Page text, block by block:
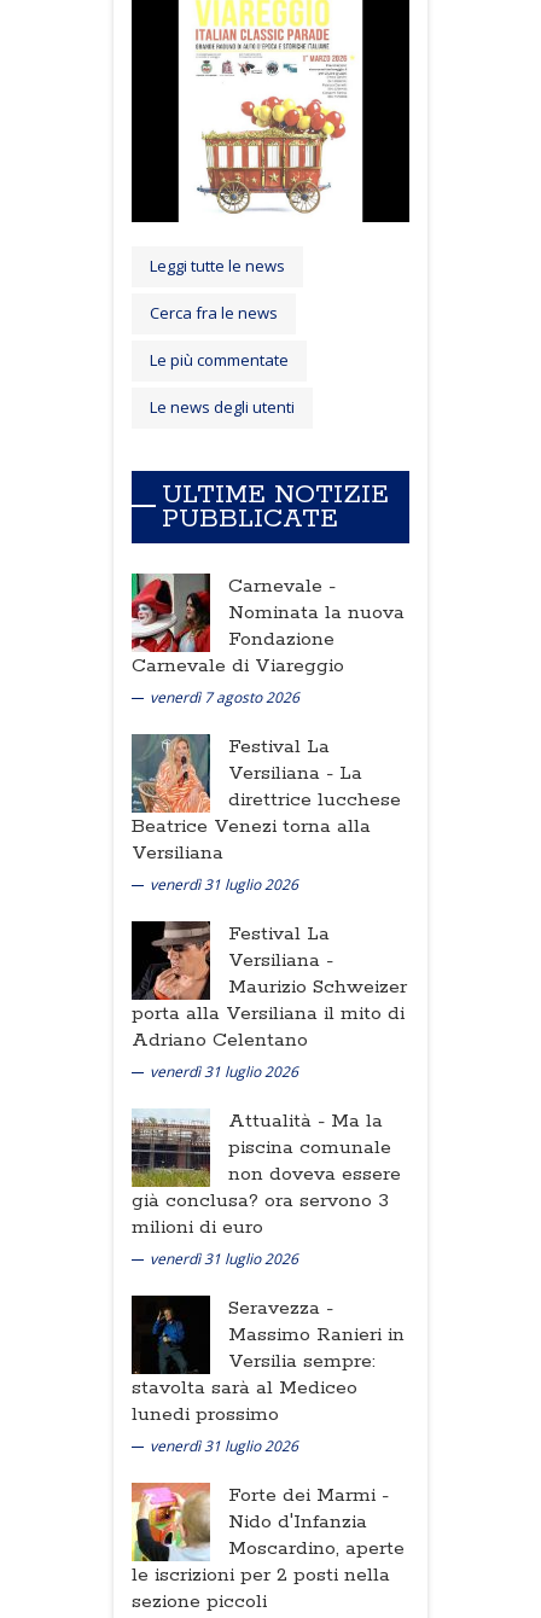
Leggi tutte le news
Cerca fra le news
Le più commentate
Le news degli utenti
ULTIME NOTIZIE
PUBBLICATE
Carnevale -
Nominata la nuova
Fondazione
Carnevale di Viareggio
venerdì 7 agosto 2026
Festival La
Versiliana - La
direttrice lucchese
Beatrice Venezi torna alla
Versiliana
venerdì 31 luglio 2026
Festival La
Versiliana -
Maurizio Schweizer
porta alla Versiliana il mito di
Adriano Celentano
venerdì 31 luglio 2026
Attualità - Ma la
piscina comunale
non doveva essere
già conclusa? ora servono 3
milioni di euro
venerdì 31 luglio 2026
Seravezza -
Massimo Ranieri in
Versilia sempre:
stavolta sarà al Mediceo
lunedi prossimo
venerdì 31 luglio 2026
Forte dei Marmi -
Nido d'Infanzia
Moscardino, aperte
le iscrizioni per 2 posti nella
sezione piccoli